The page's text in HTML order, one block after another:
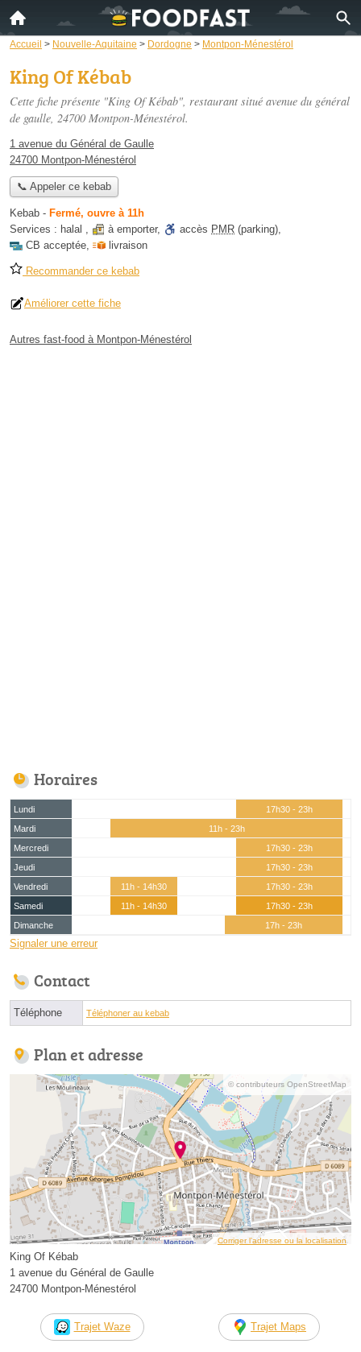
Accueil > Nouvelle-Aquitaine > Dordogne > Montpon-Ménestérol
King Of Kébab
Cette fiche présente "King Of Kébab", restaurant situé avenue du général
de gaulle, 24700 Montpon-Ménestérol.
1 avenue du Général de Gaulle
24700 Montpon-Ménestérol
📞 Appeler ce kebab
Kebab - Fermé, ouvre à 11h
Services : halal , à emporter, accès PMR (parking),
CB acceptée, livraison
Recommander ce kebab
Améliorer cette fiche
Autres fast-food à Montpon-Ménestérol
Horaires
Lundi
17h30 - 23h
Mardi
11h - 23h
Mercredi
17h30 - 23h
Jeudi
17h30 - 23h
Vendredi
11h - 14h30
17h30 - 23h
Samedi
11h - 14h30
17h30 - 23h
Dimanche
17h - 23h
Signaler une erreur
Contact
Téléphone Téléphoner au kebab
Plan et adresse
© contributeurs OpenStreetMap
Corriger l’adresse ou la localisation
King Of Kébab
1 avenue du Général de Gaulle
24700 Montpon-Ménestérol
Trajet Waze Trajet Maps